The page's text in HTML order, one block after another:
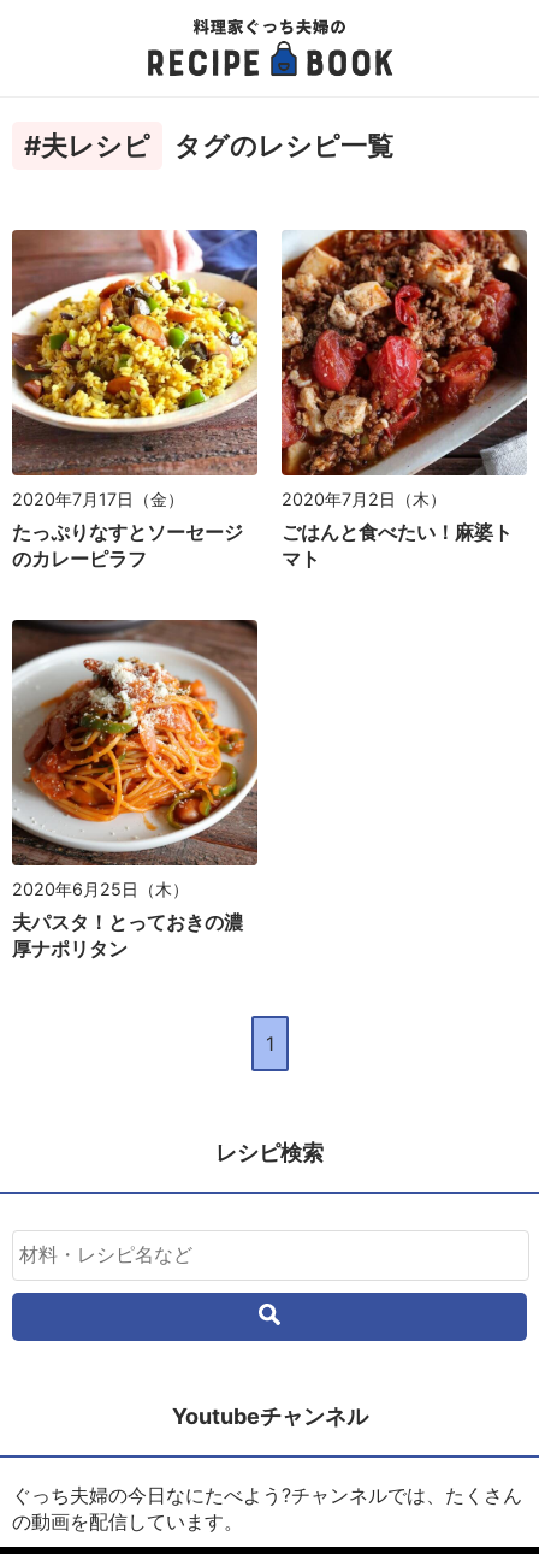
#夫レシピ タグのレシピ一覧
2020年7月17日（金）
たっぷりなすとソーセージ
のカレーピラフ
2020年7月2日（木）
ごはんと食べたい！麻婆ト
マト
2020年6月25日（木）
夫パスタ！とっておきの濃
厚ナポリタン
1
レシピ検索
Youtubeチャンネル
ぐっち夫婦の今日なにたべよう?チャンネルでは、たくさん
の動画を配信しています。